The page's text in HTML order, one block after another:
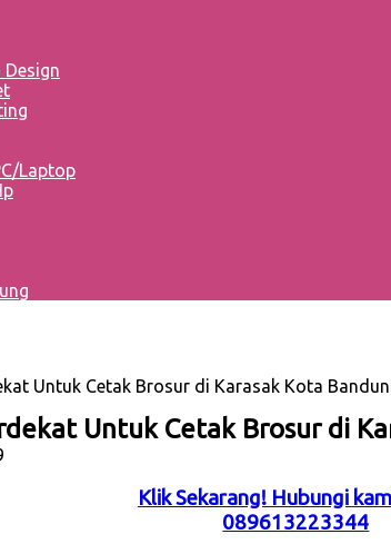
Laptop
Untuk Cetak Brosur di Karasak Kota
Untuk Cetak Brosur di
Klik Sekarang! Hubungi
089613223344